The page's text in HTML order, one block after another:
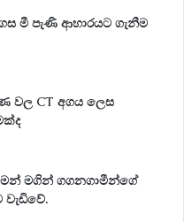
මෙහිදි සිදුවෙනවා.
වෙනවා.රළු
තවදුරටත් සංකිර්ණ අණු
ජාලිකා වලදි
පොදුවේ මෙවා මගින්
සිදුකරයි.
මී පැණි ආහාරයට ගැනීම
වල CT අගය ලෙස
මගින් ගගනගාමීන්ගේ